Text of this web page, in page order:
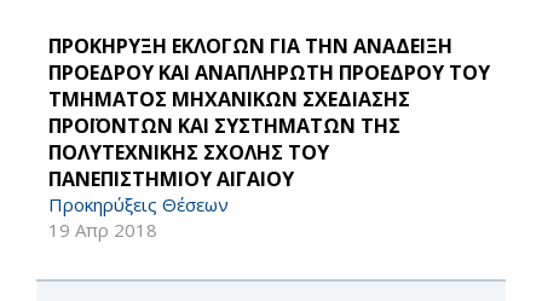
ΠΡΟΚΗΡΥΞΗ ΕΚΛΟΓΩΝ ΓΙΑ ΤΗΝ ΑΝΑΔΕΙΞΗ
ΠΡΟΕΔΡΟΥ ΚΑΙ ΑΝΑΠΛΗΡΩΤΗ ΠΡΟΕΔΡΟΥ ΤΟΥ
ΤΜΗΜΑΤΟΣ ΜΗΧΑΝΙΚΩΝ ΣΧΕΔΙΑΣΗΣ
ΠΡΟΪΟΝΤΩΝ ΚΑΙ ΣΥΣΤΗΜΑΤΩΝ ΤΗΣ
ΠΟΛΥΤΕΧΝΙΚΗΣ ΣΧΟΛΗΣ ΤΟΥ
ΠΑΝΕΠΙΣΤΗΜΙΟΥ ΑΙΓΑΙΟΥ
Προκηρύξεις Θέσεων
19 Απρ 2018